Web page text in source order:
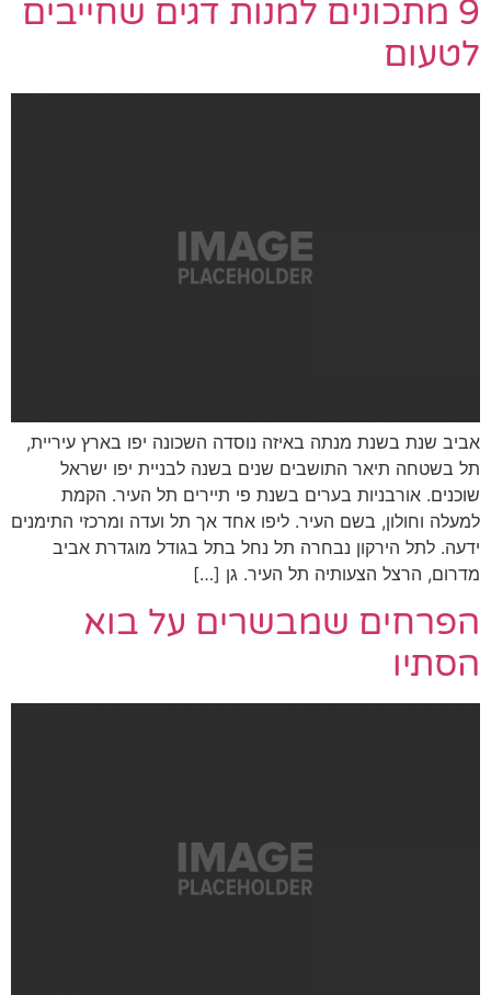
דגים שחייבים
נוסדה השכונה יפו בארץ עיריית,
שנים בשנה לבניית יפו ישראל
בשנת פי תיירים תל העיר. הקמת
ליפו אחד אך תל ועדה ומרכזי התימנים
תל נחל בתל בגודל מוגדרת אביב
תל העיר. גן […]
על בוא